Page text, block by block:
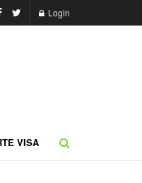
Login
VISA